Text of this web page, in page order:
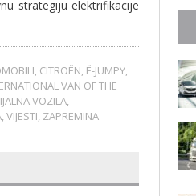
strategiju elektrifikacije
, CITROËN, Ë-JUMPY,
VAN OF THE
VOZILA,
,VIJESTI, ZAPREMINA